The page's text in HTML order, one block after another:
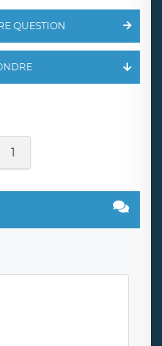
QUESTION
1